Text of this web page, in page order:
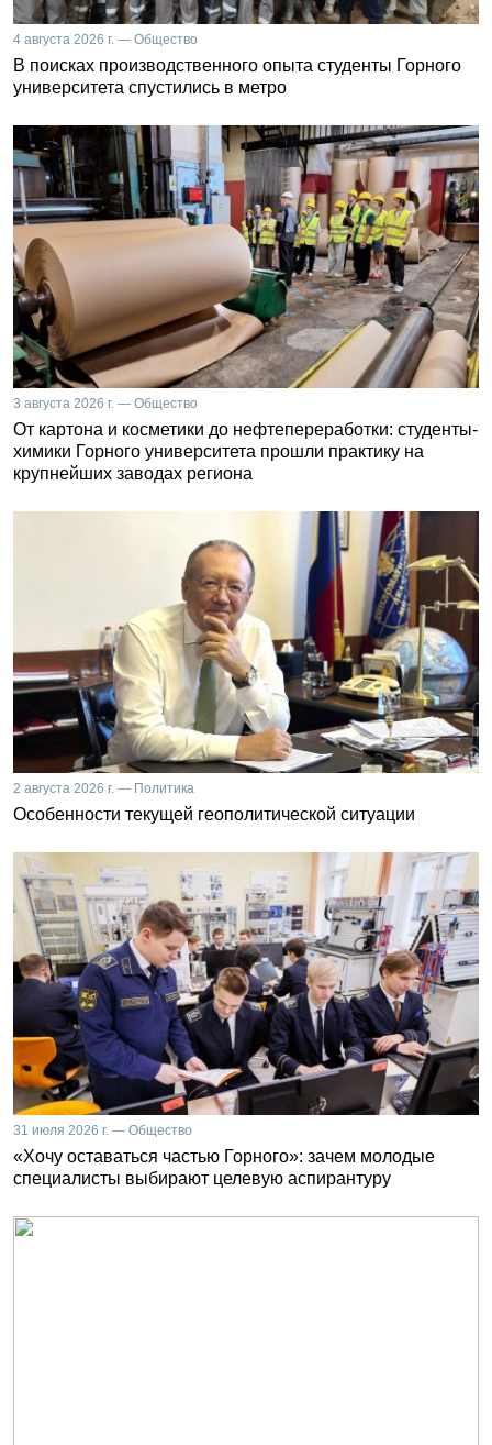
4 августа 2026 г. — Общество
В поисках производственного опыта студенты Горного
университета спустились в метро
3 августа 2026 г. — Общество
От картона и косметики до нефтепереработки: студенты-
химики Горного университета прошли практику на
крупнейших заводах региона
2 августа 2026 г. — Политика
Особенности текущей геополитической ситуации
31 июля 2026 г. — Общество
«Хочу оставаться частью Горного»: зачем молодые
специалисты выбирают целевую аспирантуру